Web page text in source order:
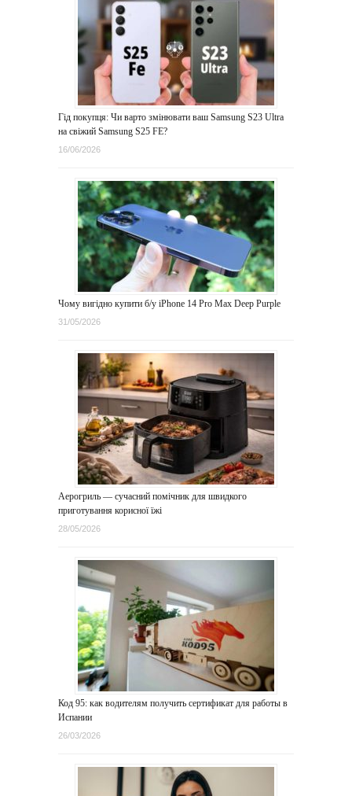
Гід покупця: Чи варто змінювати ваш Samsung S23 Ultra
на свіжий Samsung S25 FE?
16/06/2026
Чому вигідно купити б/у iPhone 14 Pro Max Deep Purple
31/05/2026
Аерогриль — сучасний помічник для швидкого
приготування корисної їжі
28/05/2026
Код 95: как водителям получить сертификат для работы в
Испании
26/03/2026